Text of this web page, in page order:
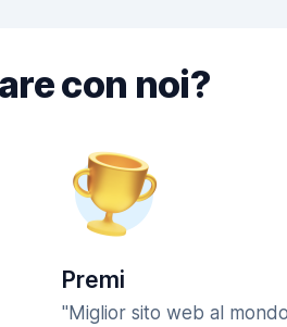
con noi?
Premi
"Miglior sito web al